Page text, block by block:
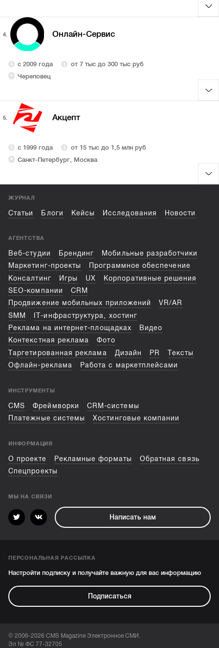
4. Онлайн-Сервис
с 2009 года
от 7 тыс до 300 тыс руб
Череповец
5. Акцепт
с 1999 года
от 15 тыс до 1,5 млн руб
Санкт-Петербург, Москва
ЖУРНАЛ
Статьи Блоги Кейсы Исследования Новости
АГЕНТСТВА
Веб-студии Брендинг
Мобильные разработчики
Маркетинг-проекты
Программное обеспечение
Консалтинг
Игры UX
Корпоративные решения
SEO-компании
CRM
Продвижение мобильных приложений
VR/AR
SMM
IT-инфраструктура, хостинг
Реклама на интернет-площадках
Видео
Контекстная реклама
Фото
Таргетированная реклама
Дизайн PR
Тексты
Офлайн-реклама
Работа с маркетплейсами
ИНСТРУМЕНТЫ
CMS Фреймворки
CRM-системы
Платежные системы
Хостинговые компании
ИНФОРМАЦИЯ
О проекте Рекламные форматы
Обратная связь
Спецпроекты
МЫ НА СВЯЗИ
Написать нам
ПЕРСОНАЛЬНАЯ РАССЫЛКА
Настройти подписку и получайте важную для вас информацию
Подписаться
© 2006-2026 CMS Magazine Электронное СМИ.
Эл № ФС 77-32705